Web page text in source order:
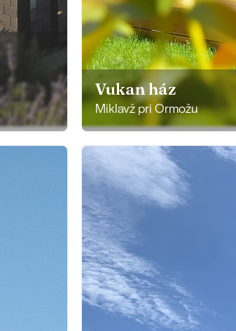
Vukan ház
Miklavž pri Ormožu